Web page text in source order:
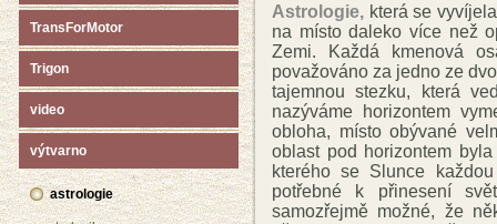
TransForMotor
Trigon
video
výtvarno
astrologie
Astrologie, která se
na místo daleko více než
Zemi. Každá kmenová
považováno za jedno ze
tajemnou stezku, která
nazýváme horizontem
obloha, místo obývané
oblast pod horizontem
kterého se Slunce
potřebné k přinesení
samozřejmě možné, že